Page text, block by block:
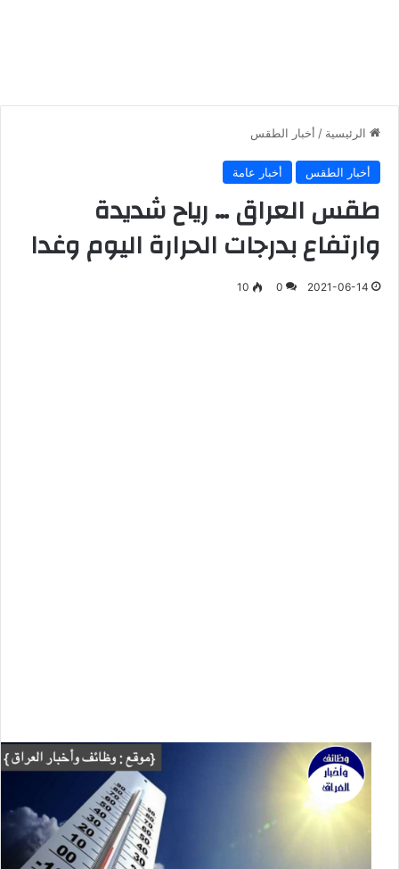
الرئيسية / أخبار الطقس
أخبار الطقس أخبار عامة
طقس العراق … رياح شديدة
وارتفاع بدرجات الحرارة اليوم وغدا
2021-06-14
0
10